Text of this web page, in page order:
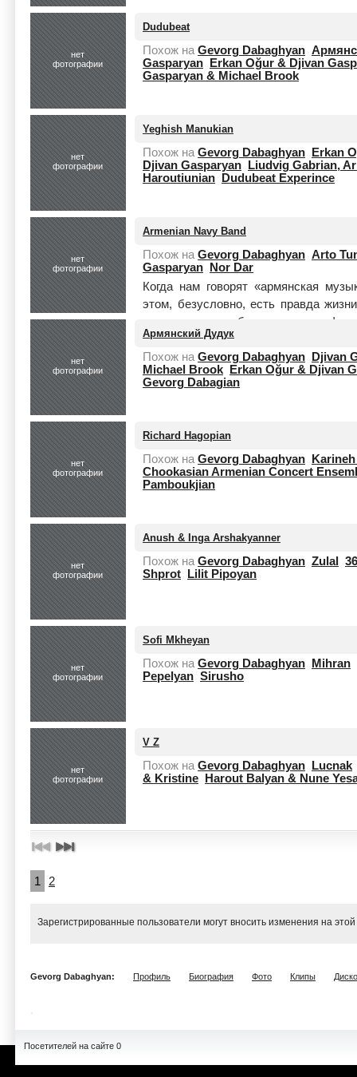
нет
фотографии
Dudubeat
Похож на Gevorg Dabaghyan
Gasparyan
Erkan Oğur & Djivan
Gasparyan & Michael Brook
нет
фотографии
Yeghish Manukian
Похож на Gevorg Dabaghyan
Erkan
Djivan Gasparyan
Liudvig Gabrian,
Haroutiunian
Dudubeat Experince
нет
фотографии
Armenian Navy Band
Похож на Gevorg Dabaghyan Arto
Gasparyan
Nor Dar
Когда нам говорят «армянская
этом, безусловно, есть правда
служат гастроли большого авант-
нет
фотографии
Армянский Дудук
Похож на Gevorg Dabaghyan
Djivan
Michael Brook
Erkan Oğur & Djivan
Gevorg Dabagian
нет
фотографии
Richard Hagopian
Похож на Gevorg Dabaghyan
Chookasian Armenian Concert
Pamboukjian
нет
фотографии
Anush & Inga Arshakyanner
Похож на Gevorg Dabaghyan Zulal
Shprot
Lilit Pipoyan
нет
фотографии
Sofi Mkheyan
Похож на Gevorg Dabaghyan
Mihran
Pepelyan Sirusho
нет
фотографии
V Z
Похож на Gevorg Dabaghyan
Lucnak
& Kristine
Harout Balyan & Nune
1 2
Зарегистрированные пользователи могут вносить изменения на
Gevorg Dabaghyan: Профиль Биография Фото Клипы
Посетителей на сайте 0